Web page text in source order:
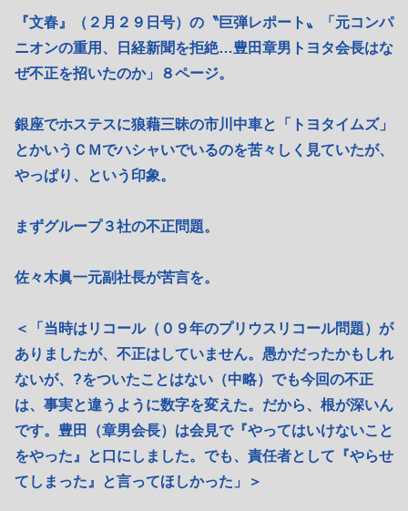
『文春』（２月２９日号）の〝巨弾レポート〟「元コンパ
ニオンの重用、日経新聞を拒絶…豊田章男トヨタ会長はな
ぜ不正を招いたのか」８ページ。
銀座でホステスに狼藉三昧の市川中車と「トヨタイムズ」
とかいうＣＭでハシャいでいるのを苦々しく見ていたが、
やっぱり、という印象。
まずグループ３社の不正問題。
佐々木眞一元副社長が苦言を。
＜「当時はリコール（０９年のプリウスリコール問題）が
ありましたが、不正はしていません。愚かだったかもしれ
ないが、?をついたことはない（中略）でも今回の不正
は、事実と違うように数字を変えた。だから、根が深いん
です。豊田（章男会長）は会見で『やってはいけないこと
をやった』と口にしました。でも、責任者として『やらせ
てしまった』と言ってほしかった」＞